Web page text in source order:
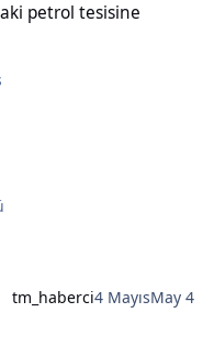
petrol tesisine
tm_haberci4 MayısMay 4